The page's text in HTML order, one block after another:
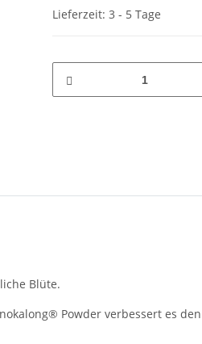
Lieferzeit: 3 - 5 Tage
Blüte.
Powder verbessert es